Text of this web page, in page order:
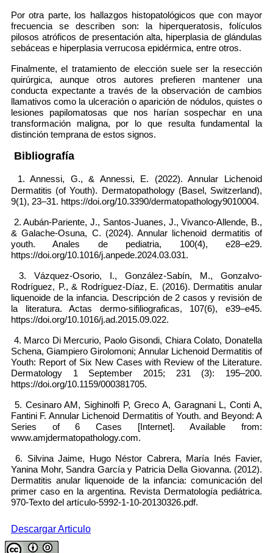
Por otra parte, los hallazgos histopatológicos que con mayor
frecuencia se describen son: la hiperqueratosis, folículos
pilosos atróficos de presentación alta, hiperplasia de glándulas
sebáceas e hiperplasia verrucosa epidérmica, entre otros.
Finalmente, el tratamiento de elección suele ser la resección
quirúrgica, aunque otros autores prefieren mantener una
conducta expectante a través de la observación de cambios
llamativos como la ulceración o aparición de nódulos, quistes o
lesiones papilomatosas que nos harían sospechar en una
transformación maligna, por lo que resulta fundamental la
distinción temprana de estos signos.
Bibliografía
1. Annessi, G., & Annessi, E. (2022). Annular Lichenoid
Dermatitis (of Youth). Dermatopathology (Basel, Switzerland),
9(1), 23–31. https://doi.org/10.3390/dermatopathology9010004.
2. Aubán-Pariente, J., Santos-Juanes, J., Vivanco-Allende, B.,
& Galache-Osuna, C. (2024). Annular lichenoid dermatitis of
youth. Anales de pediatria, 100(4), e28–e29.
https://doi.org/10.1016/j.anpede.2024.03.031.
3. Vázquez-Osorio, I., González-Sabín, M., Gonzalvo-
Rodríguez, P., & Rodríguez-Díaz, E. (2016). Dermatitis anular
liquenoide de la infancia. Descripción de 2 casos y revisión de
la literatura. Actas dermo-sifiliograficas, 107(6), e39–e45.
https://doi.org/10.1016/j.ad.2015.09.022.
4. Marco Di Mercurio, Paolo Gisondi, Chiara Colato, Donatella
Schena, Giampiero Girolomoni; Annular Lichenoid Dermatitis of
Youth: Report of Six New Cases with Review of the Literature.
Dermatology 1 September 2015; 231 (3): 195–200.
https://doi.org/10.1159/000381705.
5. Cesinaro AM, Sighinolfi P, Greco A, Garagnani L, Conti A,
Fantini F. Annular Lichenoid Dermatitis of Youth. and Beyond: A
Series of 6 Cases [Internet]. Available from:
www.amjdermatopathology.com.
6. Silvina Jaime, Hugo Néstor Cabrera, María Inés Favier,
Yanina Mohr, Sandra García y Patricia Della Giovanna. (2012).
Dermatitis anular liquenoide de la infancia: comunicación del
primer caso en la argentina. Revista Dermatología pediátrica.
970-Texto del artículo-5992-1-10-20130326.pdf.
Descargar Articulo